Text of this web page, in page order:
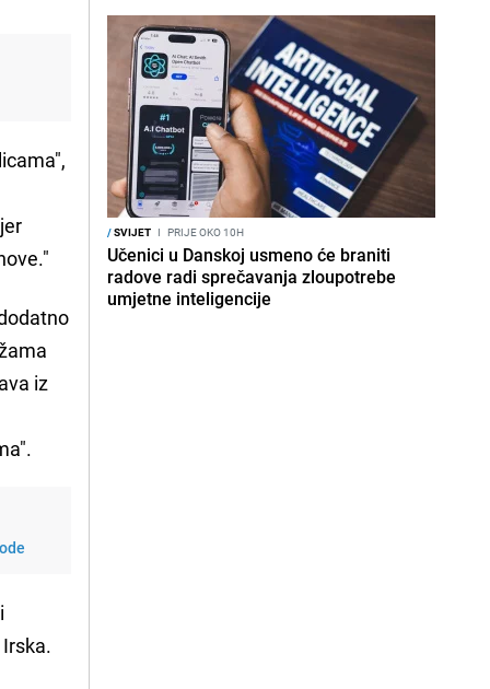
iz
/SVIJET I PRIJE OKO 10H
Učenici u Danskoj usmeno će braniti
radove radi sprečavanja zloupotrebe
umjetne inteligencije